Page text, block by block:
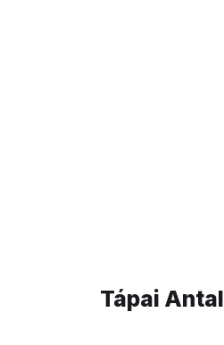
Tápai Antal